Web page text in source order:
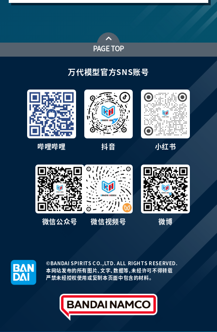
PAGE TOP
万代模型官方SNS账号
哔哩哔哩 抖音 小红书
微信公众号 微信视频号 微博
©BANDAI SPIRITS CO.,LTD. ALL RIGHTS RESERVED.
本网站发布的所有图片、文字、数据等，未经许可不得转载
严禁未经授权使用或复制本页面中包含的材料。